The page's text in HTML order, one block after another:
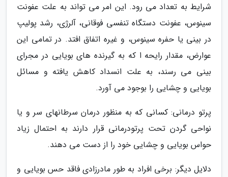
شرایط به تعداد می رود. این امر می تواند به علت عفونت
سینوس، عفونت دستگاه تنفسی فوقانی، آلرژی، رشد پولیپ
در بینی یا حفره سینوس، و غیره اتفاق افتد. در تمامی این
عوارض، مقدار رایحه ا که به گیرنده های بویایی در مجرای
بینی می رسند، به علت انسداد کاهش یافته و مسائل
بویایی و چشایی را بوجود می آورد.
پرتو درمانی: کسانی که به منظور درمان سرطانهای سر و یا
نواحی گردن تحت پرتودرمانی قرار دارند به احتمال زیاد
حواس بویایی و چشایی خود را از دست می دهند.
دلایل دیگر: برخی افراد به طور مادرزادی فاقد حس بویایی و